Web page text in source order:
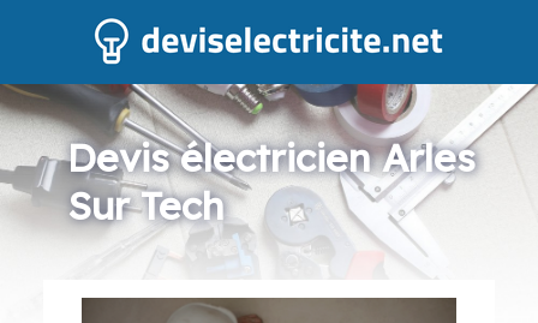
Devis électricien Arles
Sur Tech